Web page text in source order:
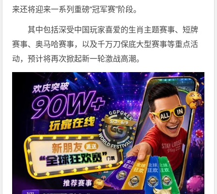
来还将迎来一系列重磅“冠军赛”阶段。
其中包括深受中国玩家喜爱的生肖主题赛事、短牌
赛事、奥马哈赛事，以及千万刀保底大型赛事等重点活
动，预计将再次掀起新一轮激战高潮。